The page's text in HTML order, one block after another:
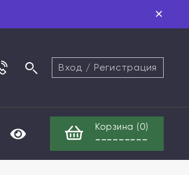
Вход / Регистрация
Корзина (0)
---------